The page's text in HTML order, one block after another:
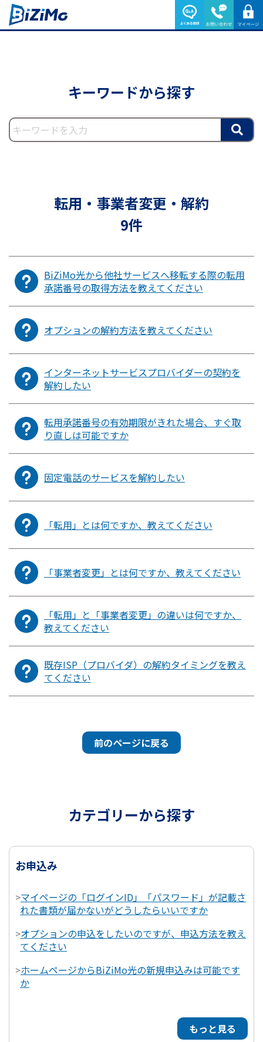
キーワードから探す
転用・事業者変更・解約
9件
BiZiMo光から他社サービスへ移転する際の転用
承諾番号の取得方法を教えてください
オプションの解約方法を教えてください
インターネットサービスプロバイダーの契約を
解約したい
転用承諾番号の有効期限がきれた場合、すぐ取
り直しは可能ですか
固定電話のサービスを解約したい
「転用」とは何ですか、教えてください
「事業者変更」とは何ですか、教えてください
「転用」と「事業者変更」の違いは何ですか、
教えてください
既存ISP（プロバイダ）の解約タイミングを教え
てください
前のページに戻る
カテゴリーから探す
お申込み
>マイページの「ログインID」「パスワード」が記載さ
れた書類が届かないがどうしたらいいですか
>オプションの申込をしたいのですが、申込方法を教え
てください
>ホームページからBiZiMo光の新規申込みは可能です
か
もっと見る